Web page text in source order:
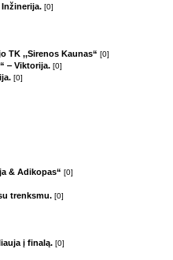
[0]
TK ,,Sirenos Kaunas“ [0]
‒ Viktorija. [0]
[0]
& Adikopas“ [0]
trenksmu. [0]
į finalą. [0]